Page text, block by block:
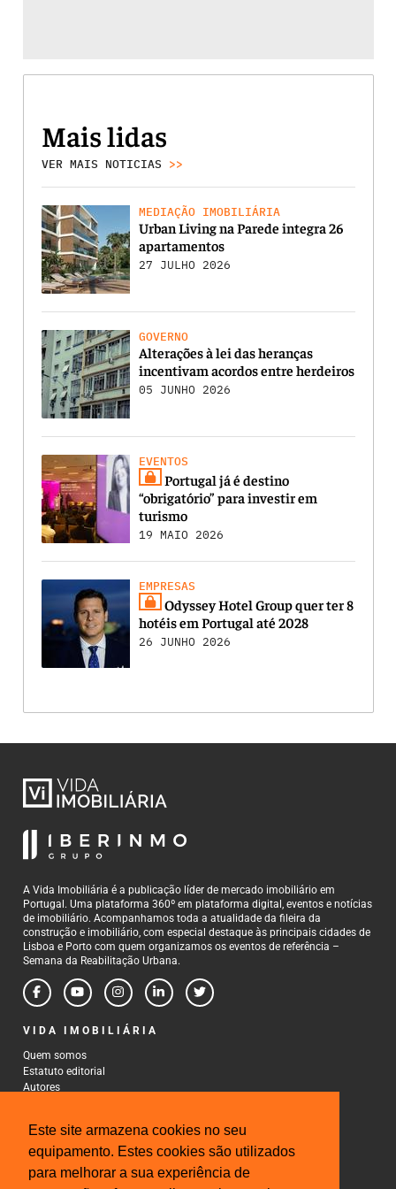
Este site armazena cookies no seu
equipamento. Estes cookies são utilizados
para melhorar a sua experiência de
Mais lidas
VER MAIS NOTICIAS >>
MEDIAÇÃO IMOBILIÁRIA
Urban Living na Parede integra 26
apartamentos
27 JULHO 2026
GOVERNO
Alterações à lei das heranças
incentivam acordos entre herdeiros
05 JUNHO 2026
EVENTOS
Portugal já é destino
“obrigatório” para investir em
turismo
19 MAIO 2026
EMPRESAS
Odyssey Hotel Group quer ter 8
hotéis em Portugal até 2028
26 JUNHO 2026
A Vida Imobiliária é a publicação líder de mercado imobiliário em
Portugal. Uma plataforma 360º em plataforma digital, eventos e notícias
de imobiliário. Acompanhamos toda a atualidade da fileira da
construção e imobiliário, com especial destaque às principais cidades de
Lisboa e Porto com quem organizamos os eventos de referência –
Semana da Reabilitação Urbana.
VIDA IMOBILIÁRIA
Quem somos
Estatuto editorial
Autores
CONTACTOS
Rua Gonçalo Cristovão, 185 - 6º